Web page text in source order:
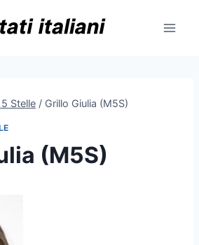
Stelle / Grillo Giulia (M5S)
(M5S)